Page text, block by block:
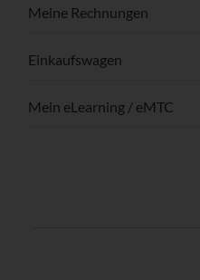
Meine Rechnungen
Einkaufswagen
Mein eLearning / eMTC